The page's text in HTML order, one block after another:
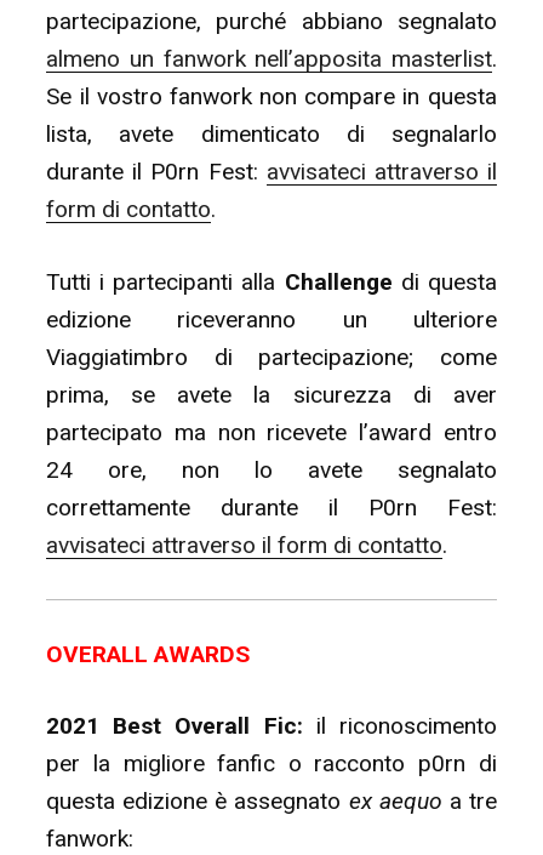
partecipazione, purché abbiano segnalato
almeno un fanwork nell’apposita masterlist.
Se il vostro fanwork non compare in questa
lista, avete dimenticato di segnalarlo
durante il P0rn Fest: avvisateci attraverso il
form di contatto.
Tutti i partecipanti alla Challenge di questa
edizione riceveranno un ulteriore
Viaggiatimbro di partecipazione; come
prima, se avete la sicurezza di aver
partecipato ma non ricevete l’award entro
24 ore, non lo avete segnalato
correttamente durante il P0rn Fest:
avvisateci attraverso il form di contatto.
OVERALL AWARDS
2021 Best Overall Fic: il riconoscimento
per la migliore fanfic o racconto p0rn di
questa edizione è assegnato ex aequo a tre
fanwork: